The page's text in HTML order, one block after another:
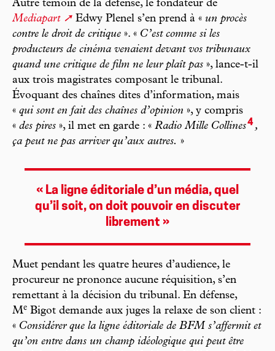
Autre témoin de la défense, le fondateur de
Mediapart
Edwy Plenel s’en prend à « un procès
contre le droit de critique ». « C’est comme si les
producteurs de cinéma venaient devant vos tribunaux
quand une critique de film ne leur plaît pas », lance-t-il
aux trois magistrates composant le tribunal.
Évoquant des chaînes dites d’information, mais
« qui sont en fait des chaînes d’opinion », y compris
« des pires », il met en garde : « Radio Mille Collines4,
ça peut ne pas arriver qu’aux autres. »
« La ligne éditoriale d’un média, quel
qu’il soit, on doit pouvoir en discuter
librement »
Muet pendant les quatre heures d’audience, le
procureur ne prononce aucune réquisition, s’en
remettant à la décision du tribunal. En défense,
Me Bigot demande aux juges la relaxe de son client :
« Considérer que la ligne éditoriale de BFM s’affermit et
qu’on entre dans un champ idéologique qui peut être